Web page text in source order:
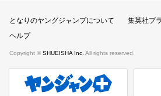
となりのヤングジャンプについて
集英社プ
ヘルプ
Copyright © SHUEISHA Inc. All rights reserved.
ヤンジャンプラス 週刊